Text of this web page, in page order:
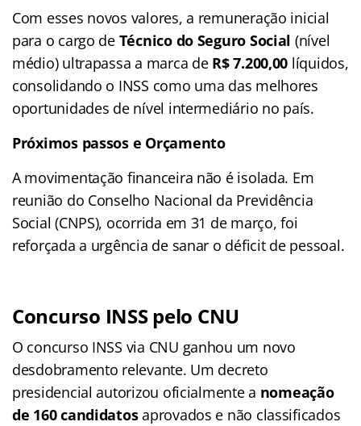
Com esses novos valores, a remuneração inicial
para o cargo de Técnico do Seguro Social (nível
médio) ultrapassa a marca de R$ 7.200,00 líquidos,
consolidando o INSS como uma das melhores
oportunidades de nível intermediário no país.
Próximos passos e Orçamento
A movimentação financeira não é isolada. Em
reunião do Conselho Nacional da Previdência
Social (CNPS), ocorrida em 31 de março, foi
reforçada a urgência de sanar o déficit de pessoal.
Concurso INSS pelo CNU
O concurso INSS via CNU ganhou um novo
desdobramento relevante. Um decreto
presidencial autorizou oficialmente a nomeação
de 160 candidatosaprovados e não classificados